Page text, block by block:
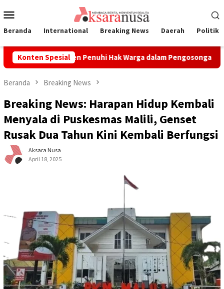
ke
Mobile
Beranda International Breaking News Daerah Politik
Konten Spesial
Komitmen Penuhi Hak Warga dalam Pengosongan Lahan
Beranda Breaking News
Breaking News: Harapan Hidup Kembali
Menyala di Puskesmas Malili, Genset
Rusak Dua Tahun Kini Kembali Berfungsi
Aksara Nusa
April 18, 2025